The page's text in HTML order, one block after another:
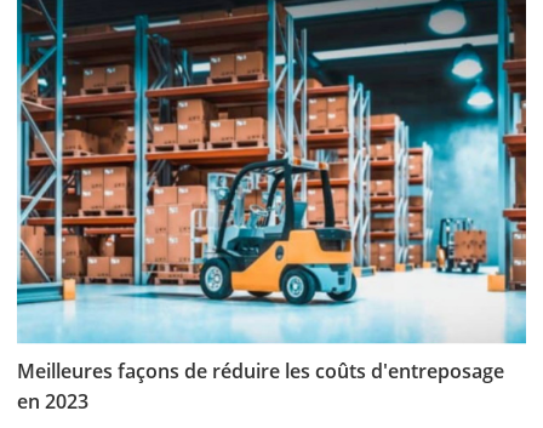
Meilleures façons de réduire les coûts d'entreposage
en 2023